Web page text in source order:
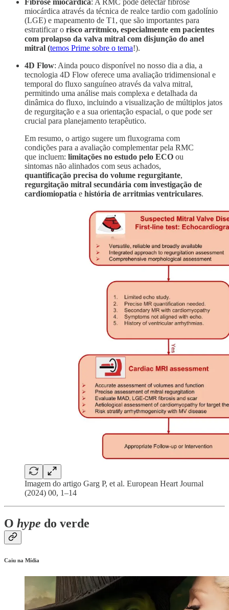
Fibrose miocárdica: A RMC pode detectar fibrose
miocárdica através da técnica de realce tardio com gadolínio
(LGE) e mapeamento de T1, que são importantes para
estratificar o risco arrítmico, especialmente em pacientes
com prolapso da valva mitral com disjunção do anel
mitral (temos Prime sobre o tema!).
4D Flow: Ainda pouco disponível no nosso dia a dia, a
tecnologia 4D Flow oferece uma avaliação tridimensional e
temporal do fluxo sanguíneo através da valva mitral,
permitindo uma análise mais complexa e detalhada da
dinâmica do fluxo, incluindo a visualização de múltiplos jatos
de regurgitação e a sua orientação espacial, o que pode ser
crucial para planejamento terapêutico.
Em resumo, o artigo sugere um fluxograma com
condições para a avaliação complementar pela RMC
que incluem: limitações no estudo pelo ECO ou
sintomas não alinhados com seus achados,
quantificação precisa do volume regurgitante,
regurgitação mitral secundária com investigação de
cardiomiopatia e história de arritmias ventriculares.
Imagem do artigo Garg P, et al. European Heart Journal
(2024) 00, 1–14
O hype do verde
Caiu na Mídia